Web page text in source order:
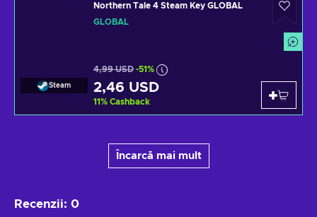
Steam
Northern Tale 4 Steam Key GLOBAL
GLOBAL
4,99 USD -51%
2,46 USD
11% Cashback
Încarcă mai mult
Recenzii: 0